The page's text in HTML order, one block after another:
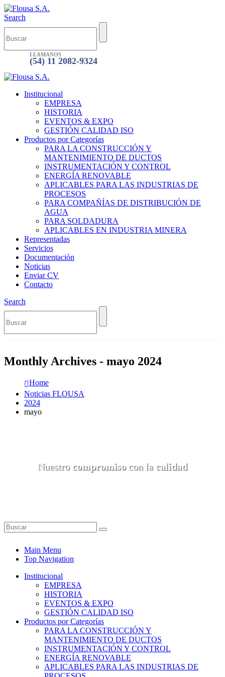
Search
LLAMANOS
(54) 11 2082-9324
Institucional
EMPRESA
HISTORIA
EVENTOS & EXPO
GESTIÓN CALIDAD ISO
Productos por Categorías
PARA LA CONSTRUCCIÓN Y
MANTENIMIENTO DE DUCTOS
INSTRUMENTACIÓN Y CONTROL
ENERGÍA RENOVABLE
APLICABLES PARA LAS INDUSTRIAS DE
PROCESOS
PARA COMPAÑÍAS DE DISTRIBUCIÓN DE
AGUA
PARA SOLDADURA
APLICABLES EN INDUSTRIA MINERA
Representadas
Servicios
Documentación
Noticias
Enviar CV
Contacto
Search
Monthly Archives - mayo 2024
Home
Noticias FLOUSA
2024
mayo
Nuestro compromisocon la calidad
Main Menu
Top Navigation
Institucional
EMPRESA
HISTORIA
EVENTOS & EXPO
GESTIÓN CALIDAD ISO
Productos por Categorías
PARA LA CONSTRUCCIÓN Y
MANTENIMIENTO DE DUCTOS
INSTRUMENTACIÓN Y CONTROL
ENERGÍA RENOVABLE
APLICABLES PARA LAS INDUSTRIAS DE